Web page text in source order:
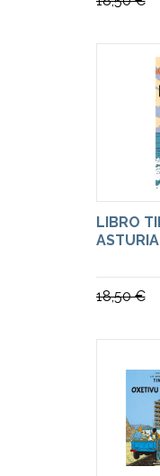
LIBRO
18,50 €